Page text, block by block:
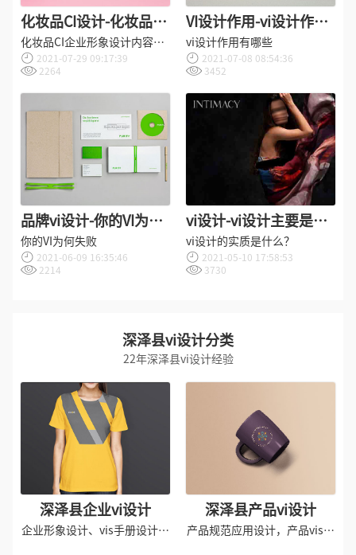
化妆品CI设计-化妆品CI
企业形象设计包括几个
方面？
化妆品CI企业形象设计内容有
什么？2021-07-29 09:17:39
2264
VI设计作用-vi设计作用
有哪些？
vi设计作用有哪些
2021-07-08 08:54:36
3452
品牌vi设计-你的VI为何
失败？
你的VI为何失败
2021-06-09 16:35:46
2214
vi设计-vi设计主要是做
什么？
vi设计的实质是什么？
2021-05-10 17:58:53
3730
深泽县vi设计分类
22年深泽县vi设计经验
深泽县企业vi设计
企业形象设计、vis手册设计规
深泽县产品vi设计
产品规范应用设计，产品vis导